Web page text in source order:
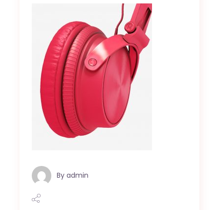
By admin